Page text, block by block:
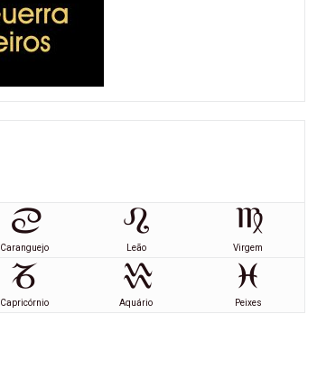
Caranguejo Leão Virgem
Capricórnio Aquário Peixes